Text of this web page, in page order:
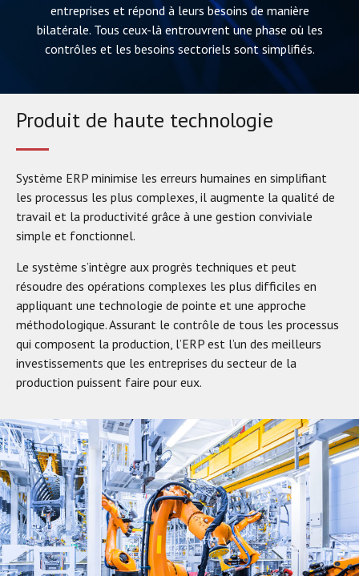
entreprises et répond à leurs besoins de manière
bilatérale. Tous ceux-là entrouvrent une phase où les
contrôles et les besoins sectoriels sont simplifiés.
Produit de haute technologie
Système ERP minimise les erreurs humaines en simplifiant
les processus les plus complexes, il augmente la qualité de
travail et la productivité grâce à une gestion conviviale
simple et fonctionnel.
Le système s’intègre aux progrès techniques et peut
résoudre des opérations complexes les plus difficiles en
appliquant une technologie de pointe et une approche
méthodologique. Assurant le contrôle de tous les processus
qui composent la production, l’ERP est l’un des meilleurs
investissements que les entreprises du secteur de la
production puissent faire pour eux.